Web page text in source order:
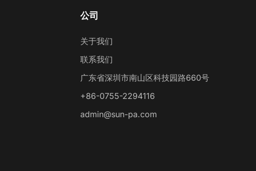
公司
关于我们
联系我们
广东省深圳市南山区科技园路660号
+86-0755-2294116
admin@sun-pa.com